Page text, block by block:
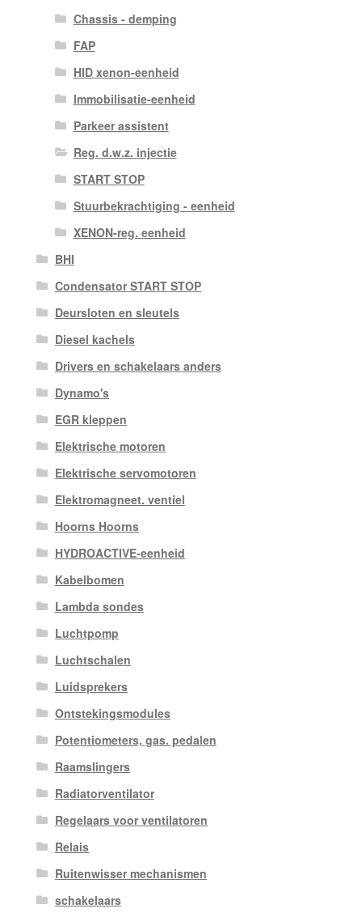
Chassis - demping
FAP
HID xenon-eenheid
Immobilisatie-eenheid
Parkeer assistent
Reg. d.w.z. injectie
START STOP
Stuurbekrachtiging - eenheid
XENON-reg. eenheid
BHI
Condensator START STOP
Deursloten en sleutels
Diesel kachels
Drivers en schakelaars anders
Dynamo's
EGR kleppen
Elektrische motoren
Elektrische servomotoren
Elektromagneet. ventiel
Hoorns Hoorns
HYDROACTIVE-eenheid
Kabelbomen
Lambda sondes
Luchtpomp
Luchtschalen
Luidsprekers
Ontstekingsmodules
Potentiometers, gas. pedalen
Raamslingers
Radiatorventilator
Regelaars voor ventilatoren
Relais
Ruitenwisser mechanismen
schakelaars